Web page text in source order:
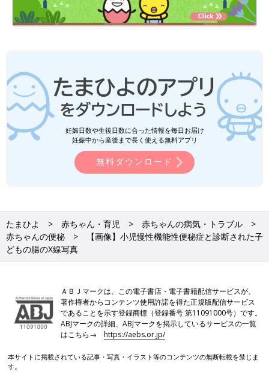
妊娠日数や生後日数に合った情報を毎日お届け
妊娠中から産後まで長く使える無料アプリ
無料ダウンロード
たまひよ 赤ちゃん・育児
赤ちゃんの病気・トラブル
赤ちゃんの便秘
【画像】小児慢性機能性便秘症と診断された子
どもの腸のX線写真
ＡＢＪマークは、この電子書店・電子書籍配信サービスが、
著作権者からコンテンツ使用許諾を得た正規版配信サービス
であることを示す登録商標（登録番号 第11091000号）です。
ABJマークの詳細、ABJマークを掲示しているサービスの一覧
はこちら→https://aebs.or.jp/
本サイトに掲載されている記事・写真・イラスト等のコンテンツの無断転載を禁じま
す。